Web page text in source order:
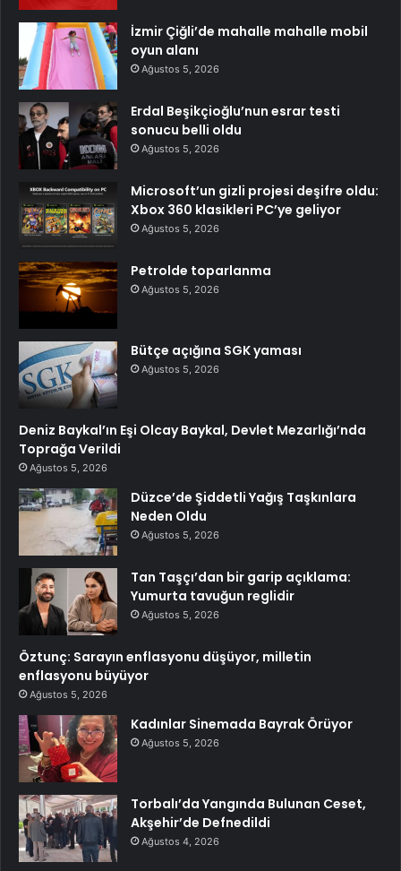
İzmir Çiğli’de mahalle mahalle mobil
oyun alanı
Ağustos 5, 2026
Erdal Beşikçioğlu’nun esrar testi
sonucu belli oldu
Ağustos 5, 2026
Microsoft’un gizli projesi deşifre oldu:
Xbox 360 klasikleri PC’ye geliyor
Ağustos 5, 2026
Petrolde toparlanma
Ağustos 5, 2026
Bütçe açığına SGK yaması
Ağustos 5, 2026
Deniz Baykal’ın Eşi Olcay Baykal, Devlet Mezarlığı’nda
Toprağa Verildi
Ağustos 5, 2026
Düzce’de Şiddetli Yağış Taşkınlara
Neden Oldu
Ağustos 5, 2026
Tan Taşçı’dan bir garip açıklama:
Yumurta tavuğun reglidir
Ağustos 5, 2026
Öztunç: Sarayın enflasyonu düşüyor, milletin
enflasyonu büyüyor
Ağustos 5, 2026
Kadınlar Sinemada Bayrak Örüyor
Ağustos 5, 2026
Torbalı’da Yangında Bulunan Ceset,
Akşehir’de Defnedildi
Ağustos 4, 2026